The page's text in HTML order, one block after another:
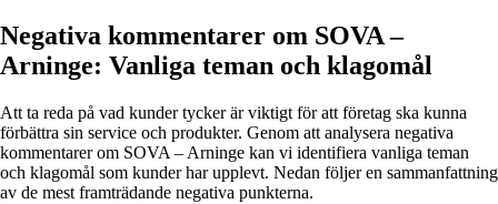
Negativa kommentarer om SOVA –
Arninge: Vanliga teman och klagomål
Att ta reda på vad kunder tycker är viktigt för att företag ska kunna
förbättra sin service och produkter. Genom att analysera negativa
kommentarer om SOVA – Arninge kan vi identifiera vanliga teman
och klagomål som kunder har upplevt. Nedan följer en sammanfattning
av de mest framträdande negativa punkterna.